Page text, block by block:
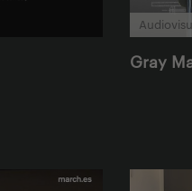
Gray